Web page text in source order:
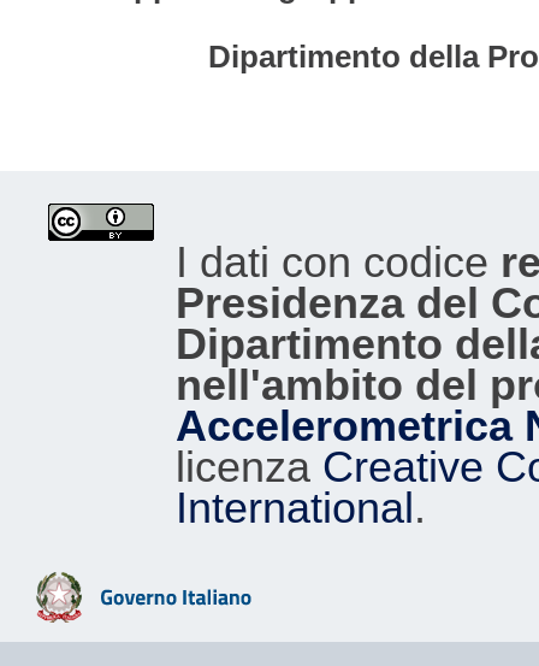
Dipartimento della
I dati con codice
Presidenza del
Dipartimento
nell'ambito del
Accelerometrica
licenza Creative
International.